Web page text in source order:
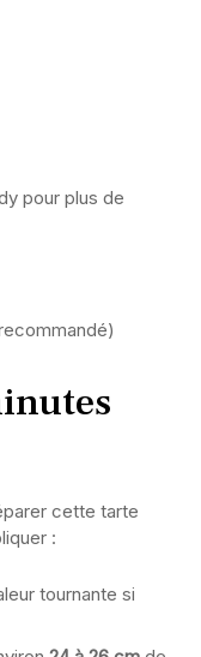
pour plus de
cette tarte
:
tournante si